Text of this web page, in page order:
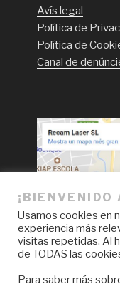
Avís legal
Política de
Política de
Canal de
¡BIENVENIDO
Usamos cookies en
experiencia más
visitas repetidas. Al
de TODAS las
Para saber más